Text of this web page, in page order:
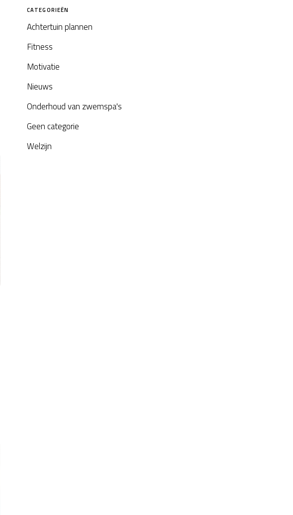
CATEGORIEËN
Achtertuin plannen
Fitness
Motivatie
Nieuws
Onderhoud van zwemspa's
Geen categorie
Welzijn